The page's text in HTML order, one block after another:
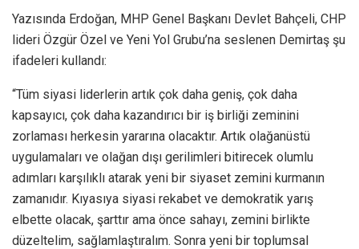
Yazısında Erdoğan, MHP Genel Başkanı Devlet Bahçeli, CHP
lideri Özgür Özel ve Yeni Yol Grubu’na seslenen Demirtaş şu
ifadeleri kullandı:
“Tüm siyasi liderlerin artık çok daha geniş, çok daha
kapsayıcı, çok daha kazandırıcı bir iş birliği zeminini
zorlaması herkesin yararına olacaktır. Artık olağanüstü
uygulamaları ve olağan dışı gerilimleri bitirecek olumlu
adımları karşılıklı atarak yeni bir siyaset zemini kurmanın
zamanıdır. Kıyasıya siyasi rekabet ve demokratik yarış
elbette olacak, şarttır ama önce sahayı, zemini birlikte
düzeltelim, sağlamlaştıralım. Sonra yeni bir toplumsal